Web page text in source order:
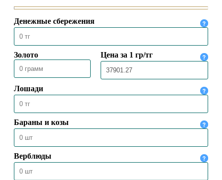
04.08.2026 59
ПРЕДСЕДАТЕЛЬ ДУМК ВЫСТУПИЛ С
ПЯТНИЧНОЙ ПРОПОВЕДЬЮ В
МЕЧЕТИ «НҰРСҰЛТАН»
31.07.2026